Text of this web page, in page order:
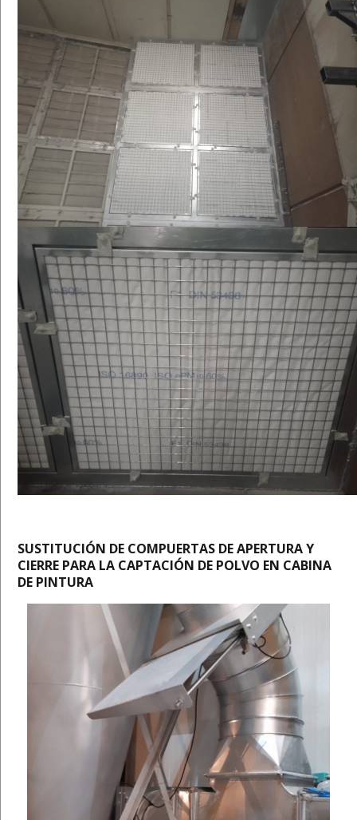
SUSTITUCIÓN DE COMPUERTAS DE APERTURA Y
CIERRE PARA LA CAPTACIÓN DE POLVO EN CABINA
DE PINTURA